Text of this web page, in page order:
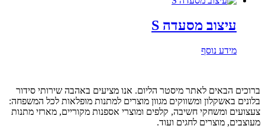
עיצוב מסעדה S
מידע נוסף
ברוכים הבאים לאתר מיסטר הליום. אנו מציעים באהבה שירותי סידור
בלונים באשקלון ומשווקים מגוון מוצרים למתנות מופלאות לכל המשפחה:
צעצועים ומשחקי חשיבה, קלפים ומוצרי אספנות מקוריים, מארזי מתנות
מעוצבים, מוצרים לחגים ועוד.